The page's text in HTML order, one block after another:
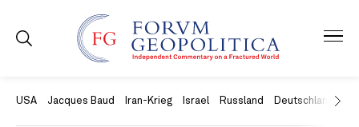
USA Jacques Baud Iran-Krieg Israel Russland Deutschland